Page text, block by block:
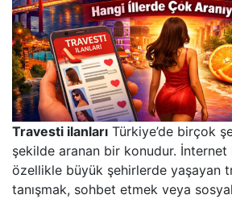
Travesti ilanları Türkiye’de birçok
şekilde aranan bir konudur. İnternet
özellikle büyük şehirlerde yaşayan
tanışmak, sohbet etmek veya